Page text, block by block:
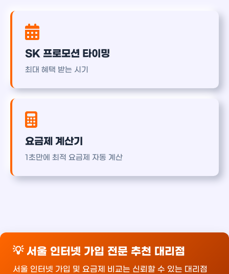
SK 프로모션 타이밍
최대 혜택 받는 시기
요금제 계산기
1초만에 최적 요금제 자동 계산
💡 서울 인터넷 가입 전문 추천 대리점
서울 인터넷 가입 및 요금제 비교는 신뢰할 수 있는 대리점